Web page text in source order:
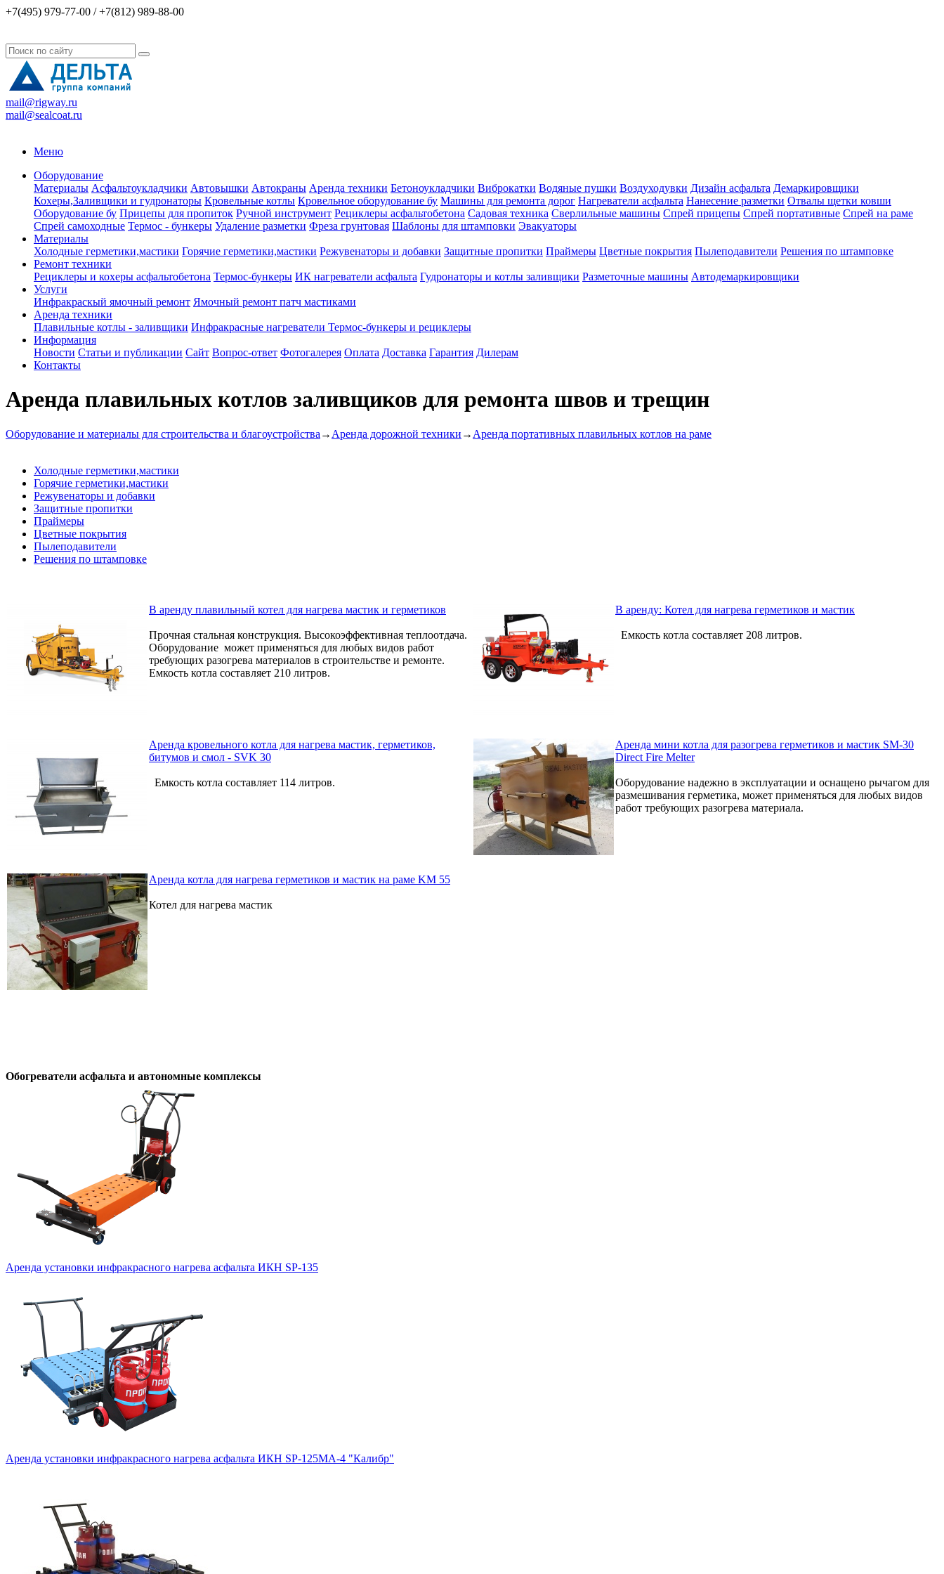
+7(495) 979-77-00 / +7(812) 989-88-00
mail@rigway.ru
mail@sealcoat.ru
Меню
Оборудование
Материалы Асфальтоукладчики Автовышки Автокраны Аренда техники Бетоноукладчики Виброкатки Водяные пушки Воздуходувки Дизайн асфальта Демаркировщики
Кохеры,Заливщики и гудронаторы Кровельные котлы Кровельное оборудование бу Машины для ремонта дорог Нагреватели асфальта Нанесение разметки Отвалы щетки ковши
Оборудование бу Прицепы для пропиток Ручной инструмент Рециклеры асфальтобетона Садовая техника Сверлильные машины Спрей прицепы Спрей портативные Спрей на раме
Спрей самоходные Термос - бункеры Удаление разметки Фреза грунтовая Шаблоны для штамповки Эвакуаторы
Материалы
Холодные герметики,мастики Горячие герметики,мастики Режувенаторы и добавки Защитные пропитки Праймеры Цветные покрытия Пылеподавители Решения по штамповке
Ремонт техники
Рециклеры и кохеры асфальтобетона Термос-бункеры ИК нагреватели асфальта Гудронаторы и котлы заливщики Разметочные машины Автодемаркировщики
Услуги
Инфракраскый ямочный ремонт Ямочный ремонт патч мастиками
Аренда техники
Плавильные котлы - заливщики Инфракрасные нагреватели Термос-бункеры и рециклеры
Информация
Новости Статьи и публикации Сайт Вопрос-ответ Фотогалерея Оплата Доставка Гарантия Дилерам
Контакты
Аренда плавильных котлов заливщиков для ремонта швов и трещин
Оборудование и материалы для строительства и благоустройства → Аренда дорожной техники → Аренда портативных плавильных котлов на раме
Холодные герметики,мастики
Горячие герметики,мастики
Режувенаторы и добавки
Защитные пропитки
Праймеры
Цветные покрытия
Пылеподавители
Решения по штамповке
В аренду плавильный котел для нагрева мастик и герметиков
Прочная стальная конструкция. Высокоэффективная теплоотдача.
Оборудование может применяться для любых видов работ
требующих разогрева материалов в строительстве и ремонте.
Емкость котла составляет 210 литров.
В аренду: Котел для нагрева герметиков и мастик
Емкость котла составляет 208 литров.
Аренда кровельного котла для нагрева мастик, герметиков,
битумов и смол - SVK 30
Емкость котла составляет 114 литров.
Аренда мини котла для разогрева герметиков и мастик SM-30
Direct Fire Melter
Оборудование надежно в эксплуатации и оснащено рычагом для
размешивания герметика, может применяться для любых видов
работ требующих разогрева материала.
Аренда котла для нагрева герметиков и мастик на раме KM 55
Котел для нагрева мастик
Обогреватели асфальта и автономные комплексы
Аренда установки инфракрасного нагрева асфальта ИКН SP-135
Аренда установки инфракрасного нагрева асфальта ИКН SP-125МA-4 "Калибр"